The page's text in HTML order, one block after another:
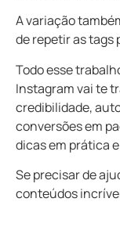
A variação
de repetir as tags
Todo esse
Instagram vai te
credibilidade,
conversões em
dicas em prática
Se precisar de
conteúdos